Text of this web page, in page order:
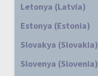
Letonya (Latvia)
Estonya (Estonia)
Slovakya (Slovakia)
Slovenya (Slovenia)